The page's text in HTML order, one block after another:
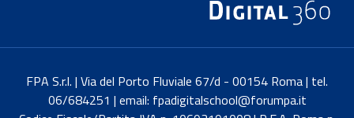
FPA S.r.l. | Via del Porto Fluviale 67/d - 00154 Roma | tel.
06/684251 | email: fpadigitalschool@forumpa.it